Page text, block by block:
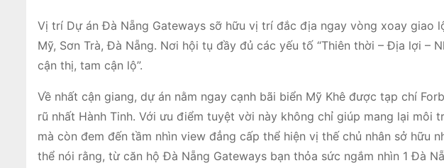
Vị trí Dự án Đà Nẵng Gateways sỡ hữu vị trí đắc địa ngay vòng xoay giao
Mỹ, Sơn Trà, Đà Nẵng. Nơi hội tụ đầy đủ các yếu tố “Thiên thời – Địa lợi –
cận thị, tam cận lộ”.
Về nhất cận giang, dự án nằm ngay cạnh bãi biển Mỹ Khê được tạp chí
rũ nhất Hành Tinh. Với ưu điểm tuyệt vời này không chỉ giúp mang lại môi
mà còn đem đến tầm nhìn view đẳng cấp thể hiện vị thế chủ nhân sở hữu
thể nói rằng, từ căn hộ Đà Nẵng Gateways bạn thỏa sức ngắm nhìn 1 Đà